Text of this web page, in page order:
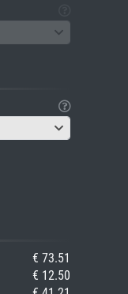
€ 73.51
€ 12.50